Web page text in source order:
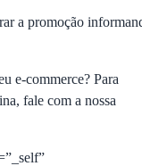
a promoção
e-commerce? Para
fale com a nossa